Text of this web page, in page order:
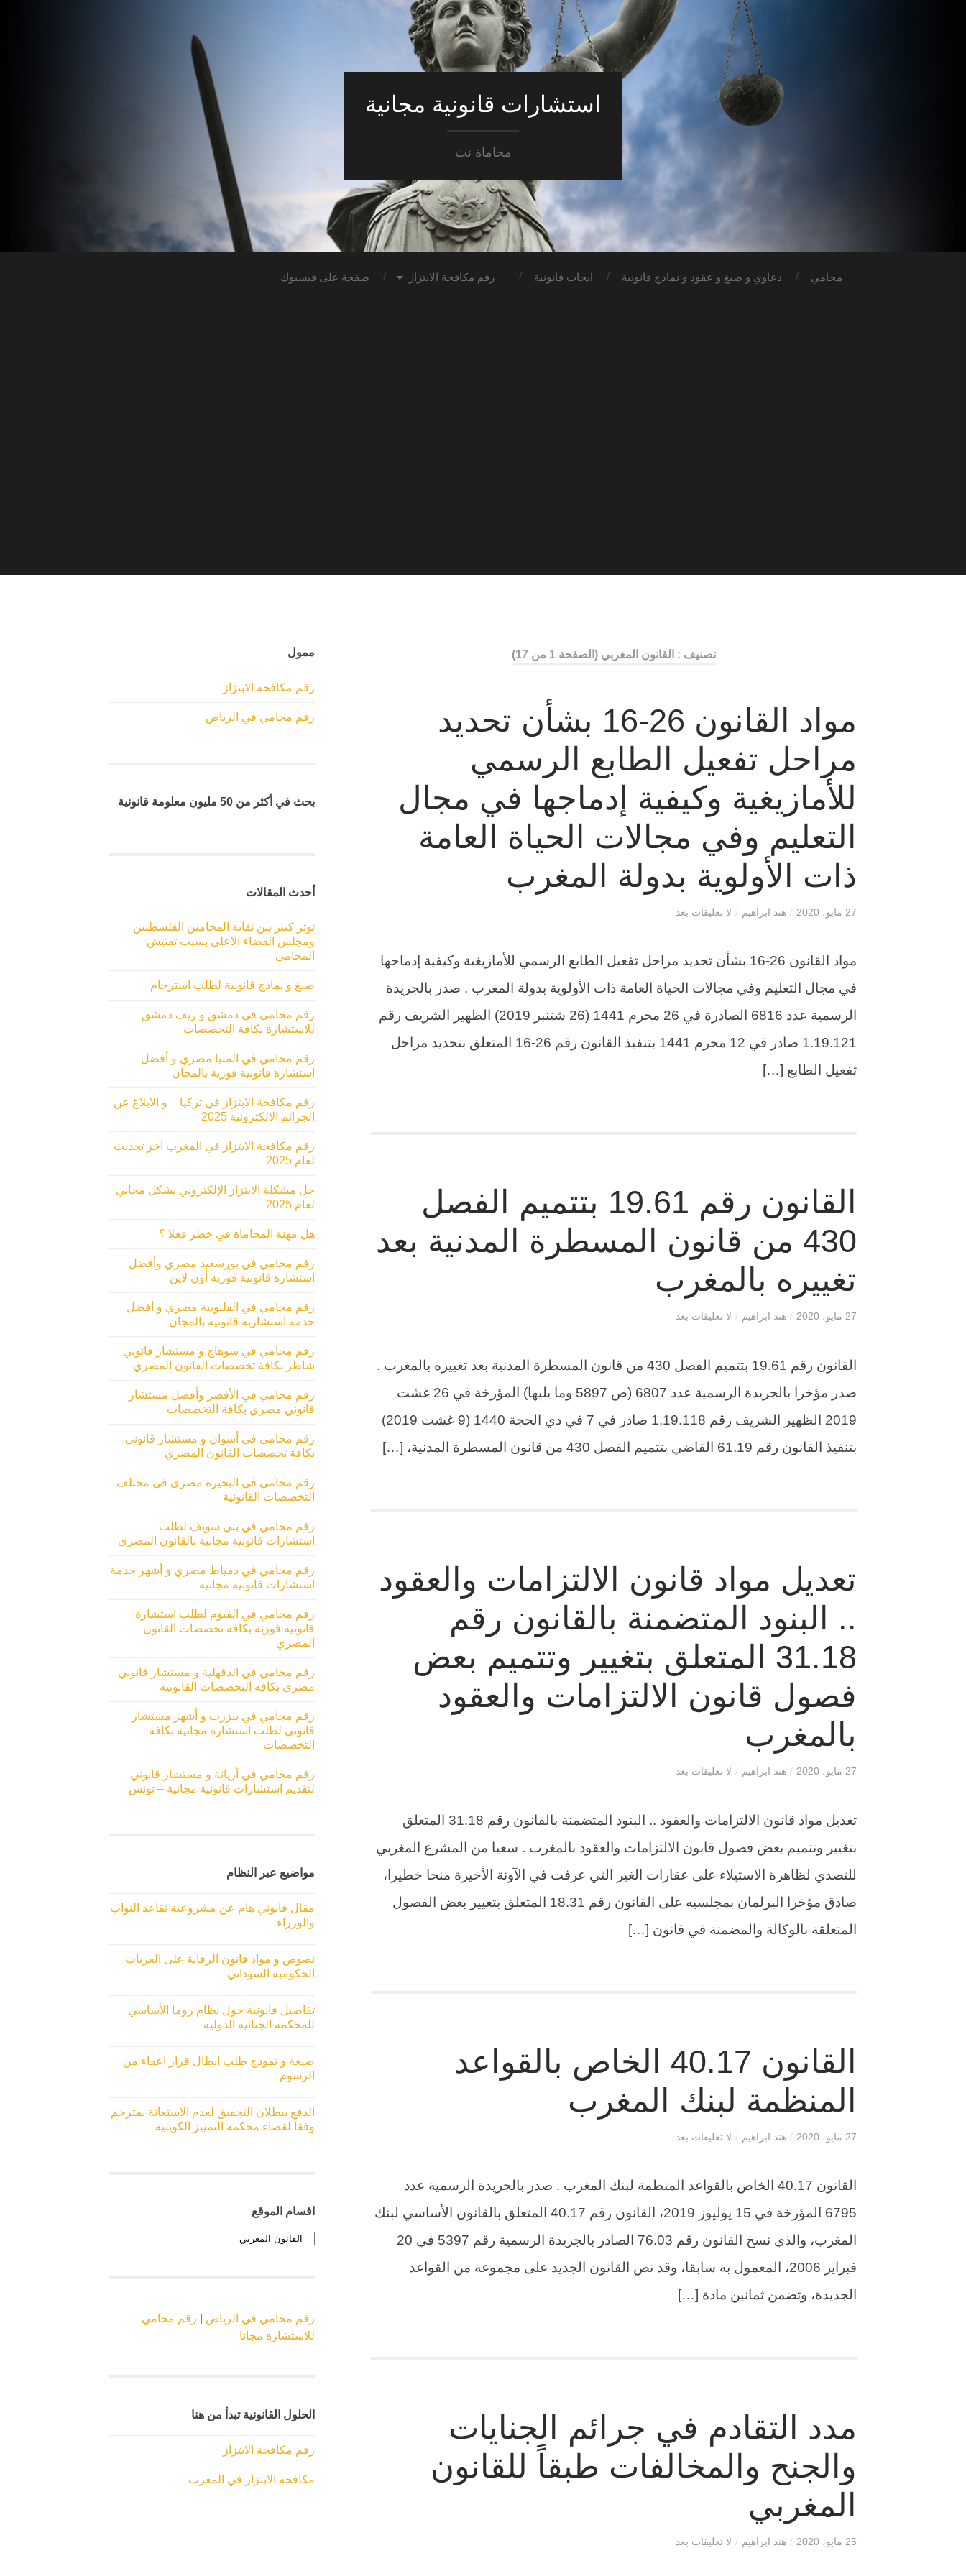
استشارات قانونية مجانية
محاماة نت
محامي دعاوي و صيغ و عقود و نماذج قانونية ابحاث قانونية رقم مكافحة الابتزاز صفحة على فيسبوك
تصنيف : القانون المغربي (الصفحة 1 من 17)
مواد القانون 26-16 بشأن تحديد
مراحل تفعيل الطابع الرسمي
للأمازيغية وكيفية إدماجها في مجال
التعليم وفي مجالات الحياة العامة
ذات الأولوية بدولة المغرب
27 مايو، 2020 / هند ابراهيم / لا تعليقات بعد
مواد القانون 26-16 بشأن تحديد مراحل تفعيل الطابع الرسمي للأمازيغية وكيفية إدماجها
في مجال التعليم وفي مجالات الحياة العامة ذات الأولوية بدولة المغرب . صدر بالجريدة
الرسمية عدد 6816 الصادرة في 26 محرم 1441 (26 شتنبر 2019) الظهير الشريف رقم
1.19.121 صادر في 12 محرم 1441 بتنفيذ القانون رقم 26-16 المتعلق بتحديد مراحل
تفعيل الطابع […]
القانون رقم 19.61 بتتميم الفصل
430 من قانون المسطرة المدنية بعد
تغييره بالمغرب
27 مايو، 2020 / هند ابراهيم / لا تعليقات بعد
القانون رقم 19.61 بتتميم الفصل 430 من قانون المسطرة المدنية بعد تغييره بالمغرب .
صدر مؤخرا بالجريدة الرسمية عدد 6807 (ص 5897 وما يليها) المؤرخة في 26 غشت
2019 الظهير الشريف رقم 1.19.118 صادر في 7 في ذي الحجة 1440 (9 غشت 2019)
بتنفيذ القانون رقم 61.19 القاضي بتتميم الفصل 430 من قانون المسطرة المدنية، […]
تعديل مواد قانون الالتزامات والعقود
.. البنود المتضمنة بالقانون رقم
31.18 المتعلق بتغيير وتتميم بعض
فصول قانون الالتزامات والعقود
بالمغرب
27 مايو، 2020 / هند ابراهيم / لا تعليقات بعد
تعديل مواد قانون الالتزامات والعقود .. البنود المتضمنة بالقانون رقم 31.18 المتعلق
بتغيير وتتميم بعض فصول قانون الالتزامات والعقود بالمغرب . سعيا من المشرع المغربي
للتصدي لظاهرة الاستيلاء على عقارات الغير التي عرفت في الآونة الأخيرة منحا خطيرا،
صادق مؤخرا البرلمان بمجلسيه على القانون رقم 18.31 المتعلق بتغيير بعض الفصول
المتعلقة بالوكالة والمضمنة في قانون […]
القانون 40.17 الخاص بالقواعد
المنظمة لبنك المغرب
27 مايو، 2020 / هند ابراهيم / لا تعليقات بعد
القانون 40.17 الخاص بالقواعد المنظمة لبنك المغرب . صدر بالجريدة الرسمية عدد
6795 المؤرخة في 15 يوليوز 2019، القانون رقم 40.17 المتعلق بالقانون الأساسي لبنك
المغرب، والذي نسخ القانون رقم 76.03 الصادر بالجريدة الرسمية رقم 5397 في 20
فبراير 2006، المعمول به سابقا، وقد نص القانون الجديد على مجموعة من القواعد
الجديدة، وتضمن ثمانين مادة […]
مدد التقادم في جرائم الجنايات
والجنح والمخالفات طبقاً للقانون
المغربي
25 مايو، 2020 / هند ابراهيم / لا تعليقات بعد
ممول
رقم مكافحة الابتزاز
رقم محامي في الرياض
بحث في أكثر من 50 مليون معلومة قانونية
أحدث المقالات
توتر كبير بين نقابة المحامين الفلسطيين
ومجلس القضاء الاعلى بسبب تفتيش
المحامي
صيغ و نماذج قانونية لطلب استرحام
رقم محامي في دمشق و ريف دمشق
للاستشارة بكافة التخصصات
رقم محامي في المنيا مصري و أفضل
استشارة قانونية فورية بالمجان
رقم مكافحة الابتزاز في تركيا – و الابلاغ عن
الجرائم الالكترونية 2025
رقم مكافحة الابتزاز في المغرب اخر تحديث
لعام 2025
حل مشكلة الابتزاز الإلكتروني بشكل مجاني
لعام 2025
هل مهنة المحاماة في خطر فعلا ؟
رقم محامي في بورسعيد مصري وأفضل
استشارة قانونية فورية أون لاين
رقم محامي في القليوبية مصري و أفضل
خدمة استشارية قانونية بالمجان
رقم محامي في سوهاج و مستشار قانوني
شاطر بكافة تخصصات القانون المصري
رقم محامي في الأقصر وأفضل مستشار
قانوني مصري بكافة التخصصات
رقم محامي في أسوان و مستشار قانوني
بكافة تخصصات القانون المصري
رقم محامي في البحيرة مصري في مختلف
التخصصات القانونية
رقم محامي في بني سويف لطلب
استشارات قانونية مجانية بالقانون المصري
رقم محامي في دمياط مصري و أشهر خدمة
استشارات قانونية مجانية
رقم محامي في الفيوم لطلب استشارة
قانونية فورية بكافة تخصصات القانون
المصري
رقم محامي في الدقهلية و مستشار قانوني
مصري بكافة التخصصات القانونية
رقم محامي في بنزرت و أشهر مستشار
قانوني لطلب استشارة مجانية بكافة
التخصصات
رقم محامي في أريانة و مستشار قانوني
لتقديم استشارات قانونية مجانية – تونس
مواضيع عبر النظام
مقال قانوني هام عن مشروعية تقاعد النواب
والوزراء
نصوص و مواد قانون الرقابة على العربات
الحكومية السوداني
تفاصيل قانونية حول نظام روما الأساسي
للمحكمة الجنائية الدولية
صيغة و نموذج طلب ابطال قرار اعفاء من
الرسوم
الدفع ببطلان التحقيق لعدم الاستعانة بمترجم
وفقاً لقضاء محكمة التمييز الكويتية
اقسام الموقع
اقسام
الموقع
رقم محامي في الرياض
رقم محامي
للاستشارة مجانا
الحلول القانونية تبدأ من هنا
رقم مكافحة الابتزاز
مكافحة الابتزاز في المغرب